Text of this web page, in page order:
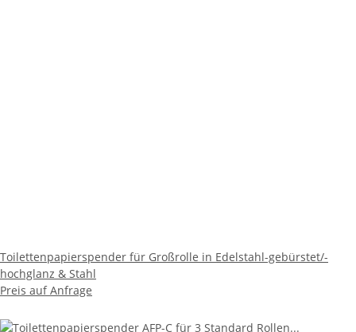
Toilettenpapierspender für Großrolle in Edelstahl-gebürstet/-
hochglanz & Stahl
Preis auf Anfrage